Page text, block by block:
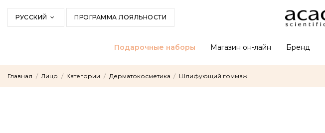
РУССКИЙ ПРОГРАММА ЛОЯЛЬНОСТИ
Подарочные наборы Магазин он-лайн Бренд
Главная Лицо Категории Дерматокосметика Шлифующий гоммаж